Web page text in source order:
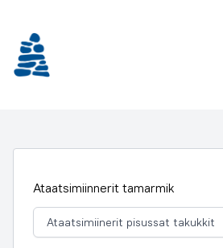
Ataatsimiinnerit tamarmik
Ataatsimiinerit pisussat takukkit